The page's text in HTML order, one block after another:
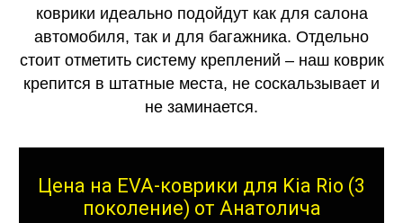
коврики идеально подойдут как для салона
автомобиля, так и для багажника. Отдельно
стоит отметить систему креплений – наш коврик
крепится в штатные места, не соскальзывает и
не заминается.
Цена на EVA-коврики для Kia Rio (3
поколение) от Анатолича